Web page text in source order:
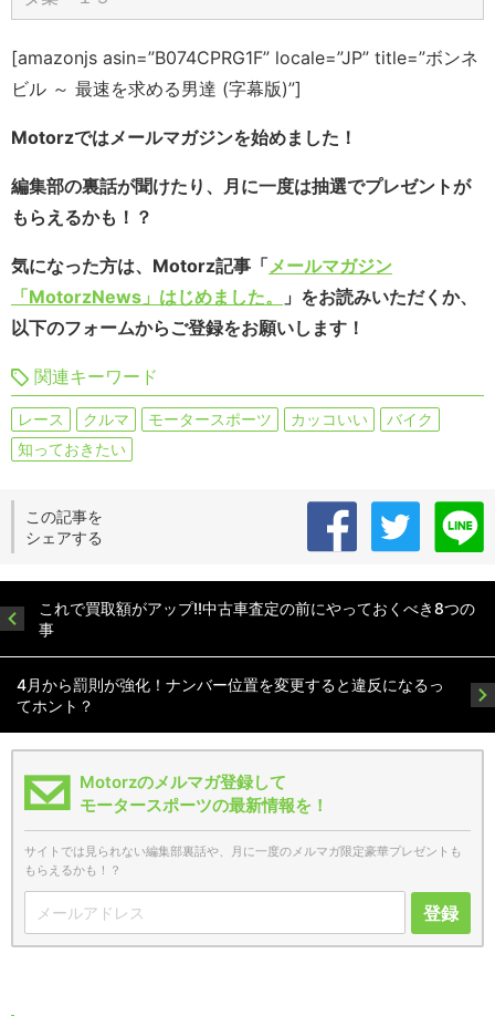
[amazonjs asin=”B074CPRG1F” locale=”JP” title=”ボンネ
ビル ～ 最速を求める男達 (字幕版)”]
Motorzではメールマガジンを始めました！
編集部の裏話が聞けたり、月に一度は抽選でプレゼントが
もらえるかも！？
気になった方は、Motorz記事「メールマガジン
「MotorzNews」はじめました。
」をお読みいただくか、
以下のフォームからご登録をお願いします！
関連キーワード
レース クルマ モータースポーツ カッコいい
バイク
知っておきたい
この記事を
シェアする
これで買取額がアップ!!中古車査定の前にやっておくべき8つの
事
4月から罰則が強化！ナンバー位置を変更すると違反になるっ
てホント？
Motorzのメルマガ登録して
モータースポーツの最新情報を！
サイトでは見られない編集部裏話や、月に一度のメルマガ限定豪華プレゼントも
もらえるかも！？
登録